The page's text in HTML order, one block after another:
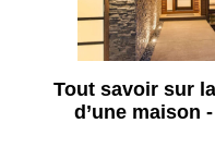
Travaux de
Ravalement de
Rénovation
Tout savoir sur
d’une maison